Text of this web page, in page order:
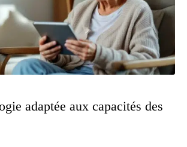
adaptée aux capacités des